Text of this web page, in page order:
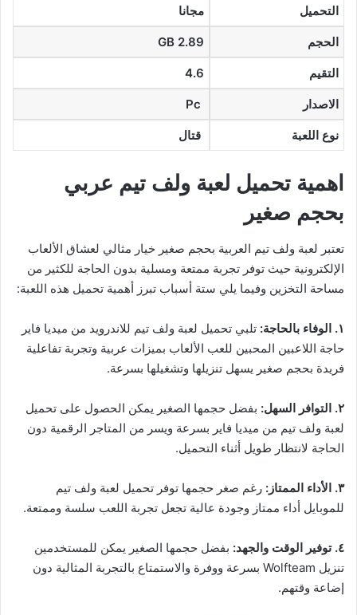
التحميل مجانا
الحجم 2.89 GB
التقيم 4.6
الاصدار
نوع اللعبة قتال
اهمية تحميل لعبة ولف تيم عربي
بحجم صغير
تعتبر لعبة ولف تيم العربية بحجم صغير خيار مثالي لعشاق الألعاب
الإلكترونية حيث توفر تجربة ممتعة ومسلية بدون الحاجة للكثير من
مساحة التخزين وفيما يلي ستة أسباب تبرز أهمية تحميل هذه اللعبة:
١. الوفاء بالحاجة:
تلبي تحميل لعبة ولف تيم للاندرويد من ميديا فاير
حاجة اللاعبين المحبين للعب الألعاب بميزات عربية وتجربة تفاعلية
فريدة بحجم صغير يسهل تنزيلها وتشغيلها بسرعة.
٢. التوافر السهل:
بفضل حجمها الصغير يمكن الحصول على تحميل
لعبة ولف تيم من ميديا فاير بسرعة ويسر من المتاجر الرقمية دون
الحاجة لانتظار طويل أثناء التحميل.
٣. الأداء الممتاز:
رغم صغر حجمها توفر تحميل لعبة ولف تيم
للموبايل أداء ممتاز وجودة عالية تجعل تجربة اللعب سلسة وممتعة.
٤. توفير الوقت والجهد:
بفضل حجمها الصغير يمكن للمستخدمين
تنزيل Wolfteam بسرعة ووفرة والاستمتاع بالتجربة المثالية دون
إضاعة وقتهم.